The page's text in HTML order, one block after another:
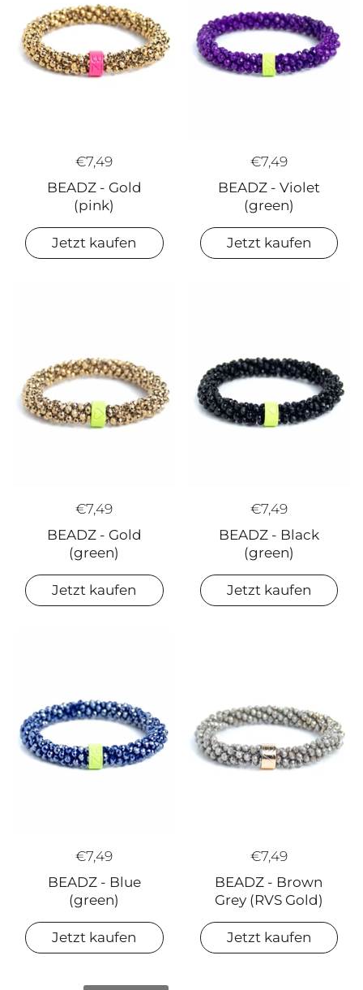
€7,49
BEADZ - Gold
(pink)
Jetzt kaufen
€7,49
BEADZ - Violet
(green)
Jetzt kaufen
€7,49
BEADZ - Gold
(green)
Jetzt kaufen
€7,49
BEADZ - Black
(green)
Jetzt kaufen
€7,49
BEADZ - Blue
(green)
Jetzt kaufen
€7,49
BEADZ - Brown
Grey (RVS Gold)
Jetzt kaufen